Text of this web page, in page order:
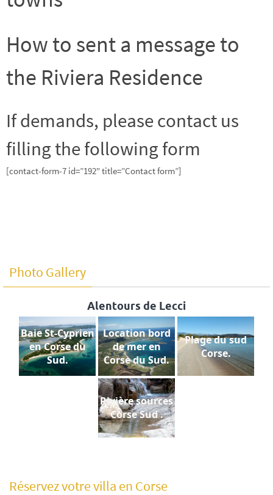
How to sent a message to
the Riviera Residence
If demands, please contact us
filling the following form
[contact-form-7 id=”192″ title=”Contact form”]
Photo Gallery
Alentours de Lecci
Baie St-Cyprien
en Corse du
Sud.
Location bord
de mer en
Corse du Sud.
Plage du sud
Corse.
Rivière sources
Corse Sud .
Réservez votre villa en Corse